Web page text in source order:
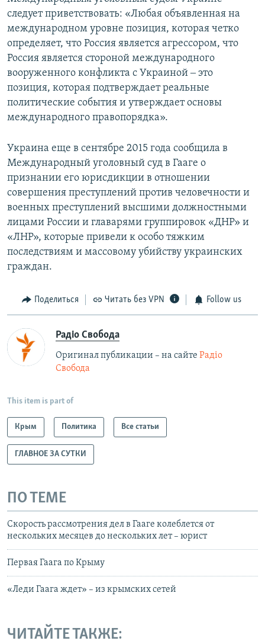
следует приветствовать: «Любая объявленная на
международном уровне позиция, которая четко
определяет, что Россия является агрессором, что
Россия является стороной международного
вооруженного конфликта с Украиной ‒ это
позиция, которая подтверждает реальные
политические события и утверждает основы
международного правопорядка».
Украина еще в сентябре 2015 года сообщила в
Международный уголовный суд в Гааге о
признании его юрисдикции в отношении
совершения преступлений против человечности и
военных преступлений высшими должностными
лицами России и главарями группировок «ДНР» и
«ЛНР», которые привели к особо тяжким
последствиям и массовому убийству украинских
граждан.
Поделиться Читать без VPN Follow us
Радіо Свобода
Оригинал публикации – на сайте Радіо
Свобода
This item is part of
Крым Политика Все статьи
ГЛАВНОЕ ЗА СУТКИ
ПО ТЕМЕ
Скорость рассмотрения дел в Гааге колеблется от
нескольких месяцев до нескольких лет – юрист
Первая Гаага по Крыму
«Леди Гаага ждет» – из крымских сетей
ЧИТАЙТЕ ТАКЖЕ: